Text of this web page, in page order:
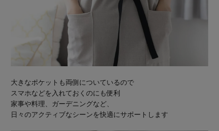
大きなポケットも両側についているので
スマホなどを入れておくのにも便利
家事や料理、ガーデニングなど、
日々のアクティブなシーンを快適にサポートします